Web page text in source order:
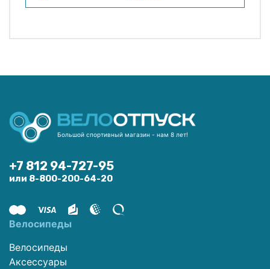
Большой спортивный магазин - нам 8 лет!
+7 812 94-727-95
или 8-800-200-64-20
Велосипеды
Велосипеды
Аксессуары